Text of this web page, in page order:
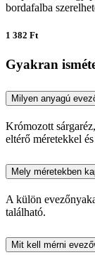
bordafalba
1 382 Ft
Gyakran
Milyen anyagú
Krómozott
eltérő méretekkel
Mely méretekben
A külön
található.
Mit kell mérni